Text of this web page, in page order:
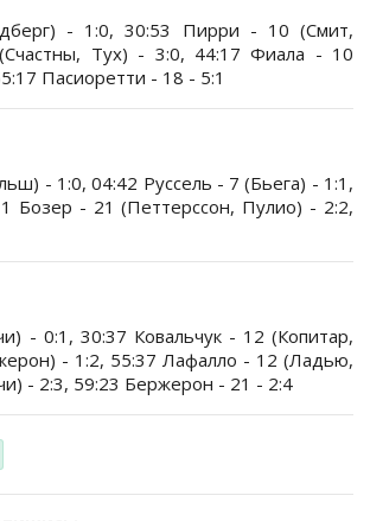
- 1:0, 30:53 Пирри - 10 (Смит,
Тух) - 3:0, 44:17 Фиала - 10
Пасиоретти - 18 - 5:1
- 1:0, 04:42 Руссель - 7 (Бьега) - 1:1,
Бозер - 21 (Петтерссон, Пулио) - 2:2,
- 0:1, 30:37 Ковальчук - 12 (Копитар,
- 1:2, 55:37 Лафалло - 12 (Ладью,
- 2:3, 59:23 Бержерон - 21 - 2:4